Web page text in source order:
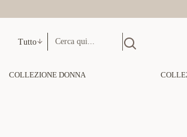
Tutto
COLLEZIONE DONNA